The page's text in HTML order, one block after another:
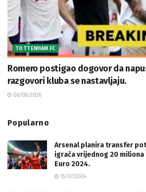
TOTTENHAM FC
Romero postigao dogovor da
razgovori kluba se nastavljaju.
06/08/2026
Popularno
Arsenal planira transfer
igrača vrijednog 20
Euro 2024.
15/07/2024